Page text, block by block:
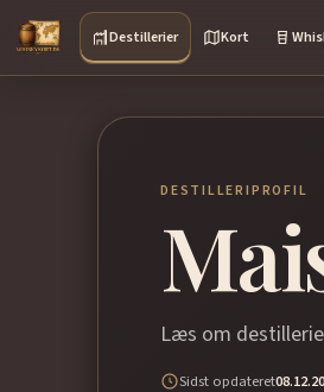
Destillerier Kort
DESTILLERIPROFIL
Læs om
Sidst opdateret